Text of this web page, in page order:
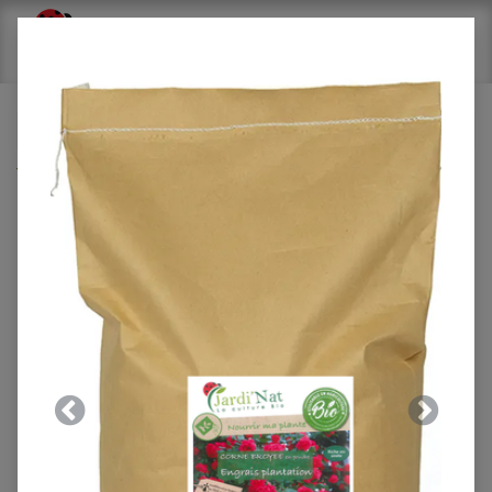
Tous les produits
Engrais agrumes et petits fruits 10Kg*
Précedent Suivant